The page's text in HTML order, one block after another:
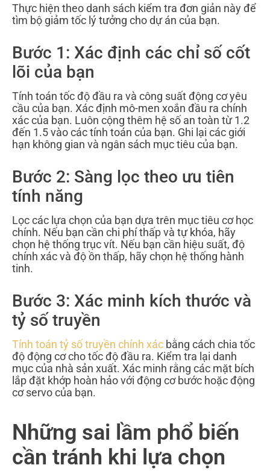
Thực hiện theo danh sách kiểm tra đơn giản này để
tìm bộ giảm tốc lý tưởng cho dự án của bạn.
Bước 1: Xác định các chỉ số cốt
lõi của bạn
Tính toán tốc độ đầu ra và công suất động cơ yêu
cầu của bạn. Xác định mô-men xoắn đầu ra chính
xác của bạn. Luôn cộng thêm hệ số an toàn từ 1.2
đến 1.5 vào các tính toán của bạn. Ghi lại các giới
hạn không gian và ngân sách mục tiêu của bạn.
Bước 2: Sàng lọc theo ưu tiên
tính năng
Lọc các lựa chọn của bạn dựa trên mục tiêu cơ học
chính. Nếu bạn cần chi phí thấp và tự khóa, hãy
chọn hệ thống trục vít. Nếu bạn cần hiệu suất, độ
chính xác và độ ồn thấp, hãy chọn hệ thống hành
tinh.
Bước 3: Xác minh kích thước và
tỷ số truyền
Tính toán tỷ số truyền chính xác bằng cách chia tốc
độ động cơ cho tốc độ đầu ra. Kiểm tra lại danh
mục của nhà sản xuất. Xác minh rằng các mặt bích
lắp đặt khớp hoàn hảo với động cơ bước hoặc động
cơ servo của bạn.
Những sai lầm phổ biến
cần tránh khi lựa chọn